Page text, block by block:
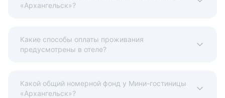
«Архангельск»?
Какие способы оплаты проживания
предусмотрены в отеле?
Какой общий номерной фонд у Мини-гостиницы
«Архангельск»?